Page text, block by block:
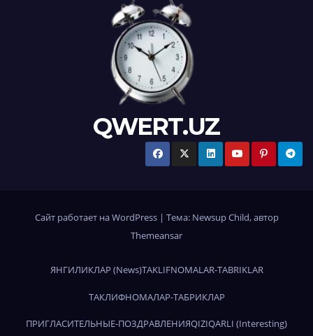
QWERT.UZ
Сайт работает на WordPress | Тема: Newsup Child, автор
Themeansar
ЯНГИЛИКЛАР (News)TAKLIFNOMALAR-TABRIKLAR
ТАКЛИФНОМАЛАР-ТАБРИКЛАР
ПРИГЛАСИТЕЛЬНЫЕ-ПОЗДРАВЛЕНИЯQIZIQARLI (Interesting)